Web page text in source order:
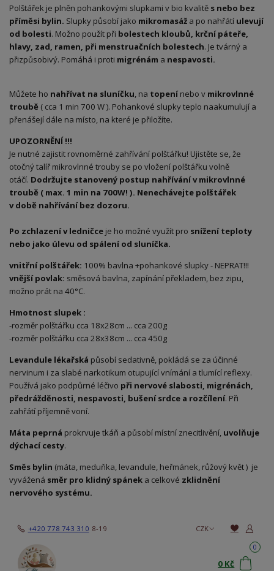
Polštářek je plněn pohankovými slupkami v bio kvalitě s nebo bez
příměsi bylin. Slupky působí jako mikromasáž a po nahřátí ulevují
od bolesti. Možno použít při bolestech kloubů, krční páteře,
hlavy, zad, ramen, při menstruačních bolestech. Je tvárný a
přizpůsobivý. Pomáhá i proti migrénám a nespavosti.
Můžete ho nahřívat na sluníčku, na topenínebo v mikrovlnné
troubě ( cca 1 min 700 W ). Pohankové slupky teplo naakumulují a
přenášejí dále na místo, na které je přiložíte.
UPOZORNĚNÍ !!!
Je nutné zajistit rovnoměrné zahřívání polštářku! Ujistěte se, že
otočný talíř mikrovlnné trouby se po vložení polštářku volně
otáčí. Dodržujte stanovený postup nahřívání v mikrovlnné
troubě ( max. 1 min na 700W! ). Nenechávejte polštářek
v době nahřívání bez dozoru.
Po zchlazení v ledničce je ho možné využít pro snížení teploty
nebo jako úlevu od spálení od sluníčka.
vnitřní polštářek: 100% bavlna +pohankové slupky - NEPRAT!!!
vnější povlak: směsová bavlna, zapínání překladem, bez zipu,
možno prát na 40°C.
Hmotnost slupek :
-rozměr polštářku cca 18x28cm ... cca 200g
-rozměr polštářku cca 28x38cm ... cca 450g
Levandule lékařská působí sedativně, pokládá se za účinné
nervinum i za slabé narkotikum otupující vnímání a tlumící reflexy.
Používá jako podpůrné léčivo při nervové slabosti, migrénách,
předrážděnosti, nespavosti, bušení srdce a rozčílení. Při
zahřátí příjemně voní.
Máta peprná prokrvuje tkáň a působí místní znecitlivění, uvolňuje
dýchací cesty.
Směs bylin (máta, meduňka, levandule, heřmánek, růžový květ ) je
vyvážená směr pro klidný spánek a celkové zklidnění
nervového systému.
CZK
+420 778 743 310 8-19
0
0 Kč